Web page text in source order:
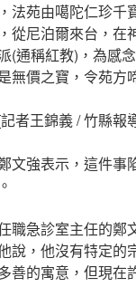
法苑由噶陀仁珍千
從尼泊爾來台，在
(通稱紅教)，為感
無價之寶，令苑方
者王錦義 / 竹縣報
文強表示，這件事
職急診室主任的鄭
說，他沒有特定的
善的寓意，但現在